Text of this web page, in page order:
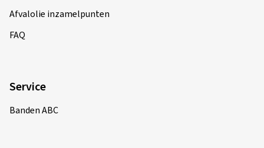
Afvalolie inzamelpunten
FAQ
Service
Banden ABC